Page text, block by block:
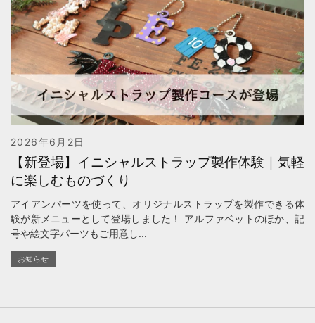
2026年6月2日
【新登場】イニシャルストラップ製作体験｜気軽
に楽しむものづくり
アイアンパーツを使って、オリジナルストラップを製作できる体
験が新メニューとして登場しました！ アルファベットのほか、記
号や絵文字パーツもご用意し...
お知らせ